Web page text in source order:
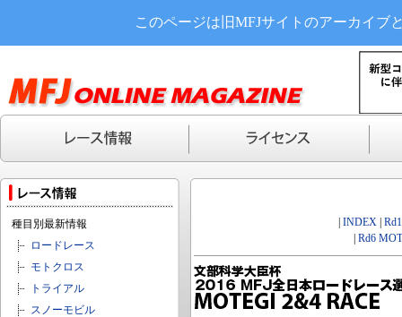
このページは旧MFJサイトのアーカイブ
種目別最新情報
ロードレース
モトクロス
トライアル
スノーモビル
INDEX
Rd6